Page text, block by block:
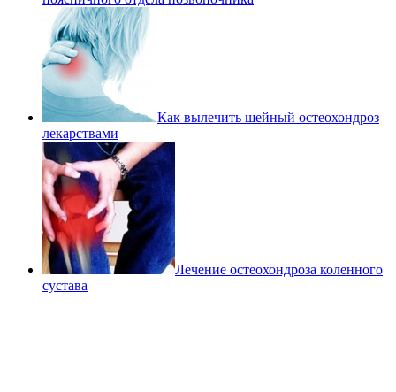
Как вылечить шейный остеохондроз
лекарствами
Лечение остеохондроза коленного
сустава